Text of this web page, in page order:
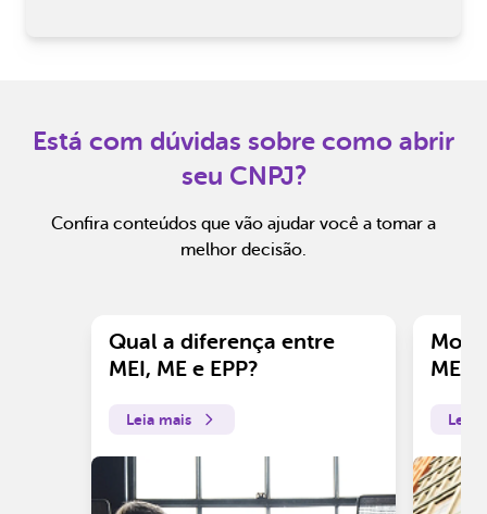
Está com dúvidas sobre como abrir
seu CNPJ?
Confira conteúdos que vão ajudar você a tomar a
melhor decisão.
Qual a diferença entre
MEI, ME e EPP?
Leia mais
ME?
Leia